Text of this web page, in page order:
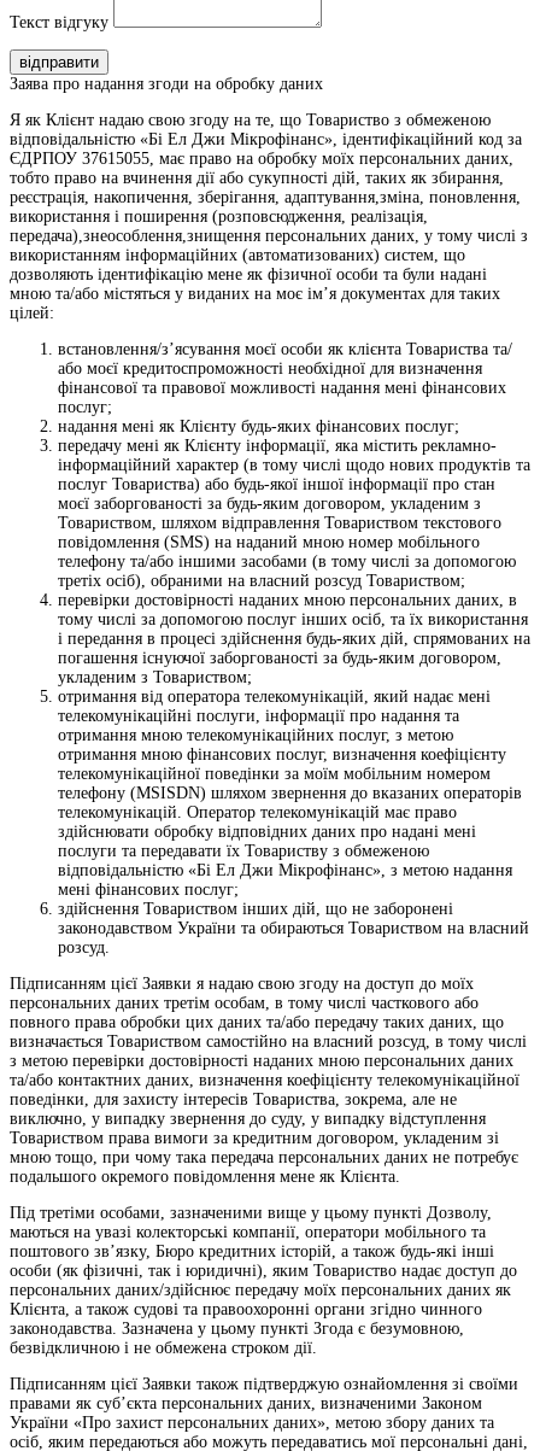
Текст відгуку
відправити
Заява про надання згоди на обробку даних
Я як Клієнт надаю свою згоду на те, що Товариство з обмеженою
відповідальністю «Бі Ел Джи Мікрофінанс», ідентифікаційний код за
ЄДРПОУ 37615055, має право на обробку моїх персональних даних,
тобто право на вчинення дії або сукупності дій, таких як збирання,
реєстрація, накопичення, зберігання, адаптування,зміна, поновлення,
використання і поширення (розповсюдження, реалізація,
передача),знеособлення,знищення персональних даних, у тому числі з
використанням інформаційних (автоматизованих) систем, що
дозволяють ідентифікацію мене як фізичної особи та були надані
мною та/або містяться у виданих на моє ім’я документах для таких
цілей:
встановлення/з’ясування моєї особи як клієнта Товариства та/
або моєї кредитоспроможності необхідної для визначення
фінансової та правової можливості надання мені фінансових
послуг;
надання мені як Клієнту будь-яких фінансових послуг;
передачу мені як Клієнту інформації, яка містить рекламно-
інформаційний характер (в тому числі щодо нових продуктів та
послуг Товариства) або будь-якої іншої інформації про стан
моєї заборгованості за будь-яким договором, укладеним з
Товариством, шляхом відправлення Товариством текстового
повідомлення (SMS) на наданий мною номер мобільного
телефону та/або іншими засобами (в тому числі за допомогою
третіх осіб), обраними на власний розсуд Товариством;
перевірки достовірності наданих мною персональних даних, в
тому числі за допомогою послуг інших осіб, та їх використання
і передання в процесі здійснення будь-яких дій, спрямованих на
погашення існуючої заборгованості за будь-яким договором,
укладеним з Товариством;
отримання від оператора телекомунікацій, який надає мені
телекомунікаційні послуги, інформації про надання та
отримання мною телекомунікаційних послуг, з метою
отримання мною фінансових послуг, визначення коефіцієнту
телекомунікаційної поведінки за моїм мобільним номером
телефону (MSISDN) шляхом звернення до вказаних операторів
телекомунікацій. Оператор телекомунікацій має право
здійснювати обробку відповідних даних про надані мені
послуги та передавати їх Товариству з обмеженою
відповідальністю «Бі Ел Джи Мікрофінанс», з метою надання
мені фінансових послуг;
здійснення Товариством інших дій, що не заборонені
законодавством України та обираються Товариством на власний
розсуд.
Підписанням цієї Заявки я надаю свою згоду на доступ до моїх
персональних даних третім особам, в тому числі часткового або
повного права обробки цих даних та/або передачу таких даних, що
визначається Товариством самостійно на власний розсуд, в тому числі
з метою перевірки достовірності наданих мною персональних даних
та/або контактних даних, визначення коефіцієнту телекомунікаційної
поведінки, для захисту інтересів Товариства, зокрема, але не
виключно, у випадку звернення до суду, у випадку відступлення
Товариством права вимоги за кредитним договором, укладеним зі
мною тощо, при чому така передача персональних даних не потребує
подальшого окремого повідомлення мене як Клієнта.
Під третіми особами, зазначеними вище у цьому пункті Дозволу,
маються на увазі колекторські компанії, оператори мобільного та
поштового зв’язку, Бюро кредитних історій, а також будь-які інші
особи (як фізичні, так і юридичні), яким Товариство надає доступ до
персональних даних/здійснює передачу моїх персональних даних як
Клієнта, а також судові та правоохоронні органи згідно чинного
законодавства. Зазначена у цьому пункті Згода є безумовною,
безвідкличною і не обмежена строком дії.
Підписанням цієї Заявки також підтверджую ознайомлення зі своїми
правами як суб’єкта персональних даних, визначеними Законом
України «Про захист персональних даних», метою збору даних та
осіб, яким передаються або можуть передаватись мої персональні дані,